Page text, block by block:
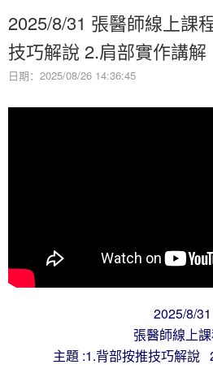
2025/8/31 張醫師線上課
技巧解說 2.肩部實作講解
日期：2025/08/26 14:36:45
2025/8/31
張醫師線上
主題 :1.背部按推技巧解說